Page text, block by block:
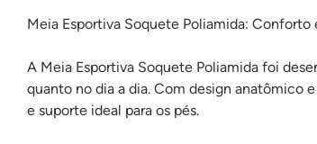
Meia Esportiva Soquete Poliamida:
A Meia Esportiva Soquete Poliamida foi
quanto no dia a dia. Com design anatômico
e suporte ideal para os pés.